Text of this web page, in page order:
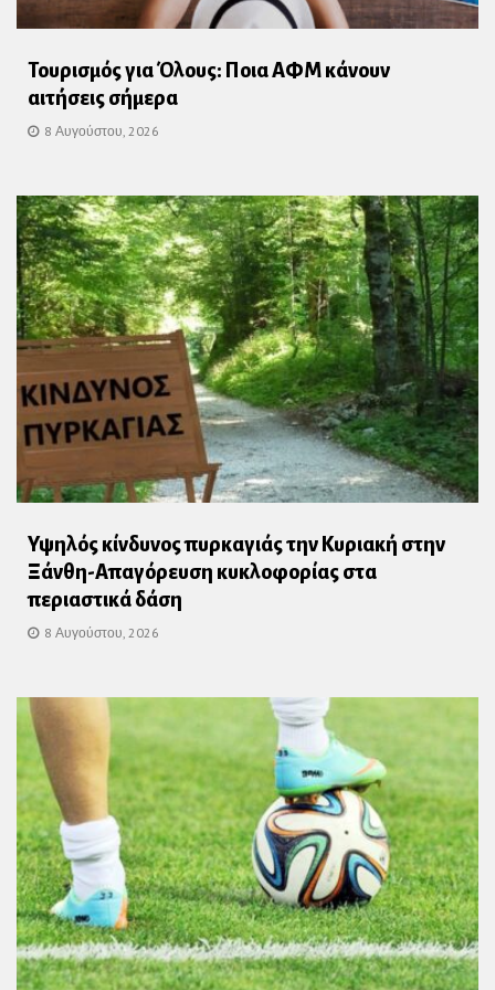
Τουρισμός για Όλους: Ποια ΑΦΜ κάνουν
αιτήσεις σήμερα
8 Αυγούστου, 2026
Υψηλός κίνδυνος πυρκαγιάς την Κυριακή στην
Ξάνθη-Απαγόρευση κυκλοφορίας στα
περιαστικά δάση
8 Αυγούστου, 2026